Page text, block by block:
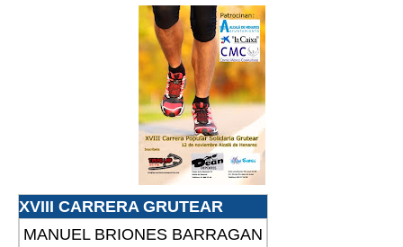
XVIII CARRERA GRUTEAR
MANUEL BRIONES BARRAGAN